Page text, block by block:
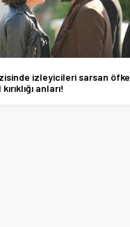
izleyicileri sarsan öfke
anları!